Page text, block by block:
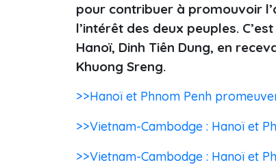
pour contribuer à promouvoir
l’intérêt des deux peuples.
Hanoï, Dinh Tiên Dung, en
Khuong Sreng.
>>Hanoï et Phnom Penh
>>Vietnam-Cambodge : Hanoï et
>>Vietnam-Cambodge : Hanoï et